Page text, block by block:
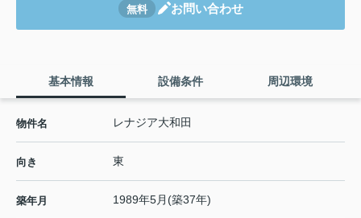
無料 お問い合わせ
基本情報 設備条件 周辺環境
物件名 レナジア大和田
向き 東
築年月 1989年5月(築37年)